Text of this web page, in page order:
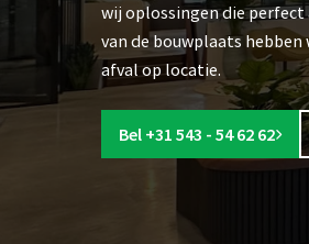
wij oplossingen die
van de bouwplaats
afval op locatie.
Bel +31 543 - 54 62 62